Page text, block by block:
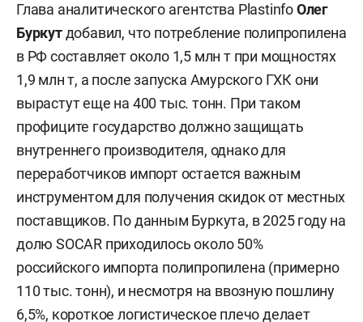
Глава аналитического агентства PlastinfoОлег
Буркутдобавил, что потребление полипропилена
в РФ составляет около 1,5 млн т при мощностях
1,9 млн т, а после запуска Амурского ГХК они
вырастут еще на 400 тыс. тонн. При таком
профиците государство должно защищать
внутреннего производителя, однако для
переработчиков импорт остается важным
инструментом для получения скидок от местных
поставщиков. По данным Буркута, в 2025 году на
долю SOCAR приходилось около 50%
российского импорта полипропилена (примерно
110 тыс. тонн), и несмотря на ввозную пошлину
6,5%, короткое логистическое плечо делает